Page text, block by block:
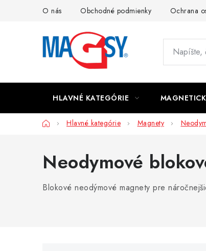
O nás Obchodné podmienky Ochrana
HLAVNÉ KATEGÓRIE
DomovHlavné kategórie Magnety
Neodymové
Blokové neodýmové magnety pre